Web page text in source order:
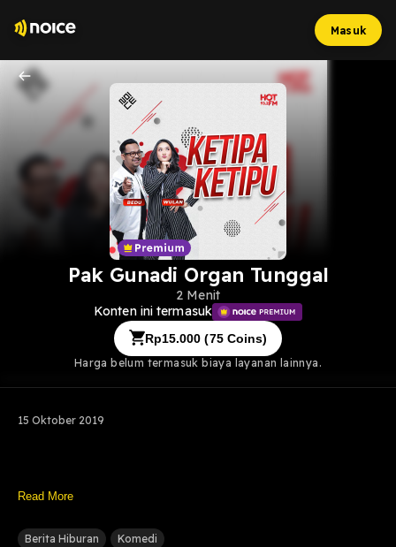
Masuk
Pak Gunadi Organ Tunggal
2 Menit
Konten ini termasuk
Rp15.000 (75Coins)
Harga belum termasuk biaya layanan lainnya.
15 Oktober 2019
Read More
Berita Hiburan Komedi